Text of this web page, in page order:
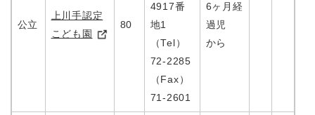
公立
上川手認定
こども園
80
4917番
地1
（Tel）
72-2285
（Fax）
71-2601
6ヶ月経
過児
から